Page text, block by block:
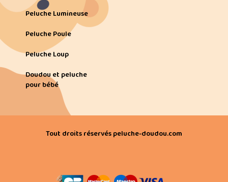
Peluche Lumineuse
Peluche Poule
Peluche Loup
Doudou et peluche
pour bébé
Tout droits réservés peluche-doudou.com